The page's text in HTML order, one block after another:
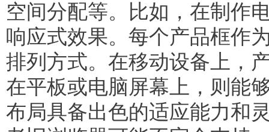
空间分配等。比如，在制作
响应式效果。每个产品框作
排列方式。在移动设备上，
在平板或电脑屏幕上，则能
布局具备出色的适应能力和